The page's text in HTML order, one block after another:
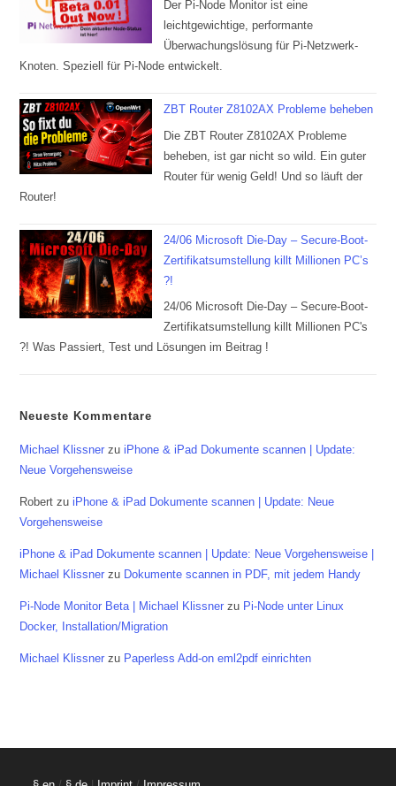
Der Pi-Node Monitor ist eine
leichtgewichtige, performante
Überwachungslösung für Pi-Netzwerk-
Knoten. Speziell für Pi-Node entwickelt.
ZBT Router Z8102AX Probleme beheben
Die ZBT Router Z8102AX Probleme
beheben, ist gar nicht so wild. Ein guter
Router für wenig Geld! Und so läuft der
Router!
24/06 Microsoft Die-Day – Secure-Boot-
Zertifikatsumstellung killt Millionen PC’s
?!
24/06 Microsoft Die-Day – Secure-Boot-
Zertifikatsumstellung killt Millionen PC's
?! Was Passiert, Test und Lösungen im Beitrag !
Neueste Kommentare
Michael Klissner zuiPhone & iPad Dokumente scannen | Update:
Neue Vorgehensweise
Robert zuiPhone & iPad Dokumente scannen | Update: Neue
Vorgehensweise
iPhone & iPad Dokumente scannen | Update: Neue Vorgehensweise |
Michael Klissner zu Dokumente scannen in PDF, mit jedem Handy
Pi-Node Monitor Beta | Michael Klissner zu Pi-Node unter Linux
Docker, Installation/Migration
Michael Klissner zu Paperless Add-on eml2pdf einrichten